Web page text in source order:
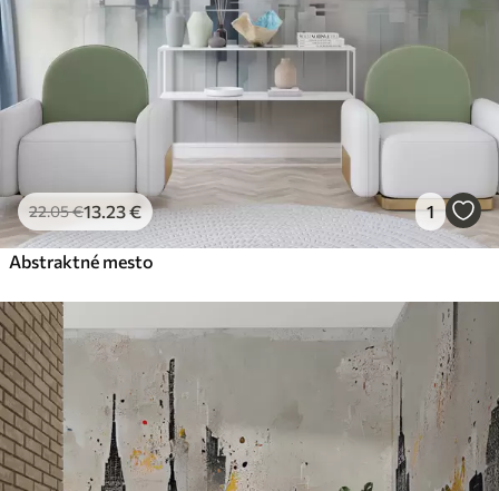
Prémiový vinyl
65.00 €/m²
Peel and Stick
22.05€13 .23€ 1
Abstraktné mesto